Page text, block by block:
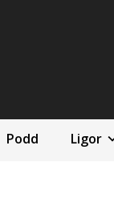
Podd Ligor